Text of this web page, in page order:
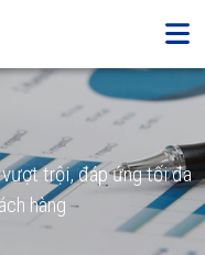
trội, đáp ứng tối đa
hàng